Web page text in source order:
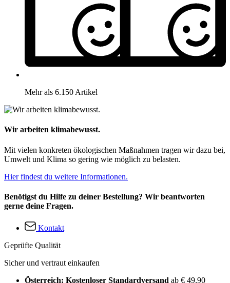
Mehr als 6.150 Artikel
Wir arbeiten klimabewusst.
Mit vielen konkreten ökologischen Maßnahmen tragen wir dazu bei,
Umwelt und Klima so gering wie möglich zu belasten.
Hier findest du weitere Informationen.
Benötigst du Hilfe zu deiner Bestellung? Wir beantworten
gerne deine Fragen.
Kontakt
Geprüfte Qualität
Sicher und vertraut einkaufen
Österreich: Kostenloser Standardversand ab € 49,90